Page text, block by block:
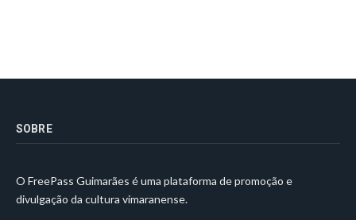
SOBRE
O FreePass Guimarães é uma plataforma de promoção e
divulgação da cultura vimaranense.